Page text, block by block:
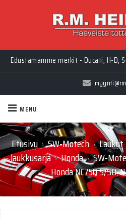
Myynti Ma-Pe 10-18, La 10-
Edustamamme merkit - Ducati, H-D,
MENU
Etusivu › SW-Motech ›
laukkusarja › Honda › SW-
Honda NC750 S/SD,